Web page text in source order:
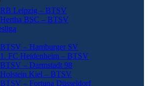
Leipzig – BTSV
BSC – BTSV
– Hamburger SV
FC Heidenheim – BTSV
– Darmstadt 98
Kiel – BTSV
– Fortuna Düsseldorf